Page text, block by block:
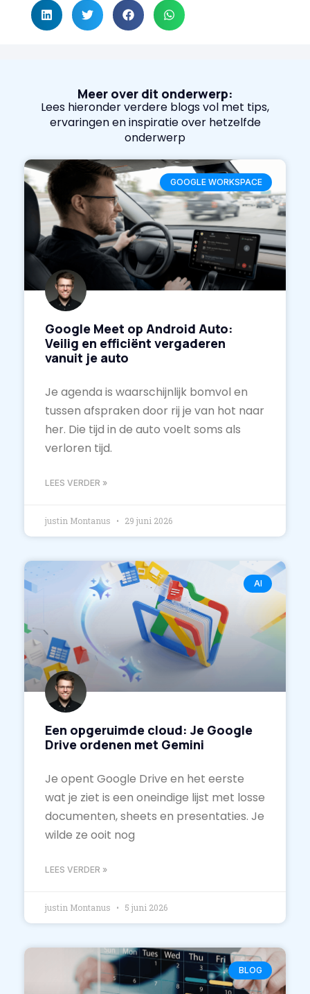
Meer over dit onderwerp:
Lees hieronder verdere blogs vol met tips,
ervaringen en inspiratie over hetzelfde
onderwerp
GOOGLE WORKSPACE
Google Meet op Android Auto:
Veilig en efficiënt vergaderen
vanuit je auto
Je agenda is waarschijnlijk bomvol en
tussen afspraken door rij je van hot naar
her. Die tijd in de auto voelt soms als
verloren tijd.
LEES VERDER »
justin Montanus 29 juni 2026
AI
Een opgeruimde cloud: Je Google
Drive ordenen met Gemini
Je opent Google Drive en het eerste
wat je ziet is een oneindige lijst met losse
documenten, sheets en presentaties. Je
wilde ze ooit nog
LEES VERDER »
justin Montanus 5 juni 2026
BLOG